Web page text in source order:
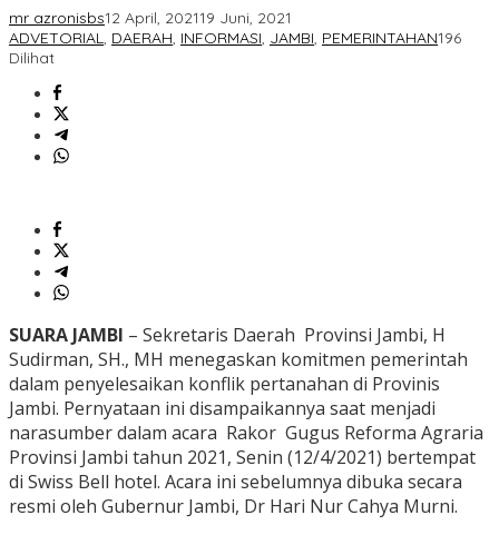
mr azronisbs12 April, 202119 Juni, 2021
ADVETORIAL, DAERAH, INFORMASI, JAMBI, PEMERINTAHAN196
Dilihat
SUARA JAMBI – Sekretaris Daerah Provinsi Jambi, H
Sudirman, SH., MH menegaskan komitmen pemerintah
dalam penyelesaikan konflik pertanahan di Provinis
Jambi. Pernyataan ini disampaikannya saat menjadi
narasumber dalam acara Rakor Gugus Reforma Agraria
Provinsi Jambi tahun 2021, Senin (12/4/2021) bertempat
di Swiss Bell hotel. Acara ini sebelumnya dibuka secara
resmi oleh Gubernur Jambi, Dr Hari Nur Cahya Murni.